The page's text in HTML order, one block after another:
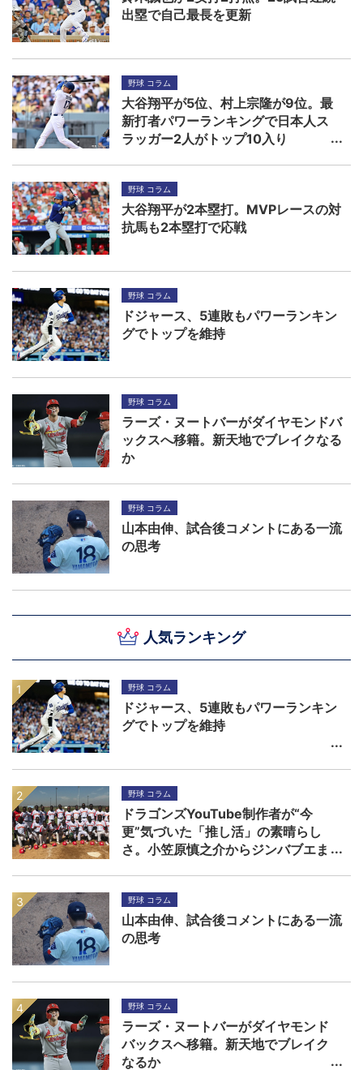
人気ランキング
野球 コラム
ドジャース、5連敗もパワーランキン
グでトップを維持
野球 コラム
ドラゴンズYouTube制作者が“今
更”気づいた「推し活」の素晴らし
さ。小笠原慎之介からジンバブエま
野球 コラム
山本由伸、試合後コメントにある一流
の思考
野球 コラム
ラーズ・ヌートバーがダイヤモンド
バックスへ移籍。新天地でブレイク
なるか
出塁で自己最長を更新
野球 コラム
大谷翔平が5位、村上宗隆が9位。最
新打者パワーランキングで日本人ス
ラッガー2人がトップ10入り
野球 コラム
大谷翔平が2本塁打。MVPレースの対
抗馬も2本塁打で応戦
野球 コラム
ドジャース、5連敗もパワーランキン
グでトップを維持
野球 コラム
ラーズ・ヌートバーがダイヤモンドバ
ックスへ移籍。新天地でブレイクなる
か
野球 コラム
山本由伸、試合後コメントにある一流
の思考